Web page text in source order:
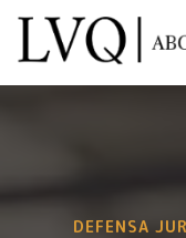
DEFENSA